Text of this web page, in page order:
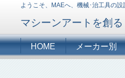
ようこそ、MAEへ、機械･治工具の設
マシーンアートを
HOME メーカー別